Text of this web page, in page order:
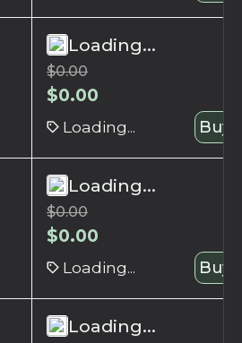
Loading...
$0.00
$0.00
Loading... Buy
Loading...
$0.00
$0.00
Loading... Buy
Loading...